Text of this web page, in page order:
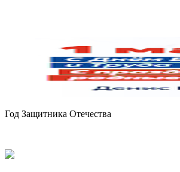
Год Защитника Отечества